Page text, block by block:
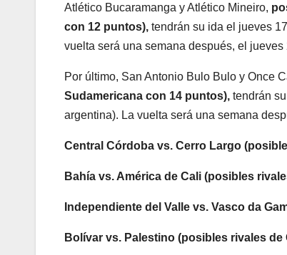
Atlético Bucaramanga y Atlético Mineiro,
con 12 puntos), tendrán su ida el jueves
vuelta será una semana después, el
Por último, San Antonio Bulo Bulo y Once
Sudamericana con 14 puntos), tendrán
argentina). La vuelta será una semana
Central Córdoba vs. Cerro Largo
Bahía vs. América de Cali (posibles
Independiente del Valle vs. Vasco da
Bolívar vs. Palestino (posibles rivales de